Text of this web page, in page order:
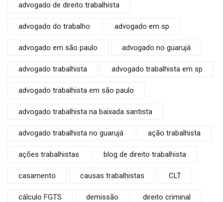
advogado de direito trabalhista
advogado do trabalho advogado em sp
advogado em são paulo advogado no guarujá
advogado trabalhista advogado trabalhista em sp
advogado trabalhista em são paulo
advogado trabalhista na baixada santista
advogado trabalhista no guarujá ação trabalhista
ações trabalhistas blog de direito trabalhista
casamento causas trabalhistas CLT
cálculo FGTS demissão direito criminal